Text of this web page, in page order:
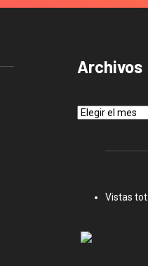
Archivos
Archivos
Vistas